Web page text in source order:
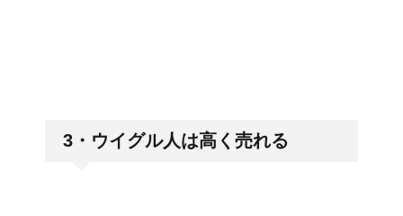
3・ウイグル人は高く売れる